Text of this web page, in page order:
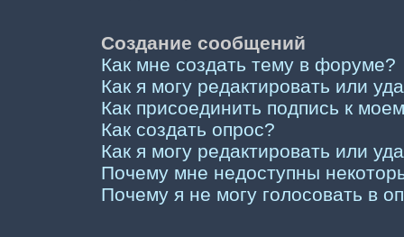
Создание сообщений
Как мне создать тему в форуме?
Как я могу редактировать или
Как присоединить подпись к
Как создать опрос?
Как я могу редактировать или
Почему мне недоступны
Почему я не могу голосовать в